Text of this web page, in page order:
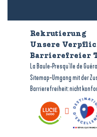
Rekrutierung
Unsere
Barrierefreier
La Baule-Presqu'île de
Sitemap-Umgang mit der
Barrierefreiheit: nicht